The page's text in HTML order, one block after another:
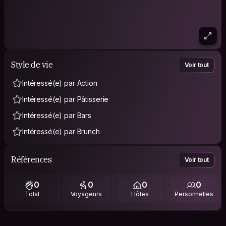
Style de vie Voir tout
Intéressé(e) par Action
Intéressé(e) par Pâtisserie
Intéressé(e) par Bars
Intéressé(e) par Brunch
Références Voir tout
0
Total
0
Voyageurs
0
Hôtes
0
Personnelles